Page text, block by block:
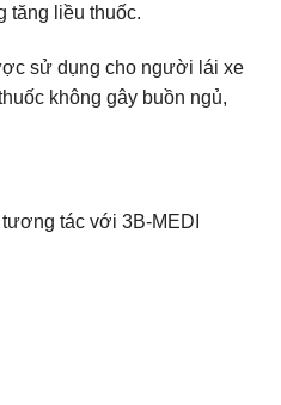
tăng liều thuốc.
sử dụng cho người lái xe
không gây buồn ngủ,
tác với 3B-MEDI